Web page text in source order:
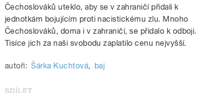
Čechoslováků uteklo, aby se v zahraničí přidali k
jednotkám bojujícím proti nacistickému zlu. Mnoho
Čechoslováků, doma i v zahraničí, se přidalo k odboji.
Tisíce jich za naši svobodu zaplatilo cenu nejvyšší.
autoři: Šárka Kuchtová, baj